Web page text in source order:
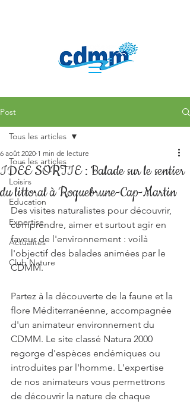
Post
Tous les articles
Loisirs
Education
Expertise
Actualités
Club Nature
Tous les articles
IDÉE SORTIE : Balade sur le sentier
du littoral à Roquebrune-Cap-Martin
6 août 2020 1 min de lecture
Des visites naturalistes pour découvrir,
comprendre, aimer et surtout agir en
faveur de l'environnement : voilà
l'objectif des balades animées par le
CDMM.
Partez à la découverte de la faune et la
flore Méditerranéenne, accompagnée
d'un animateur environnement du
CDMM. Le site classé Natura 2000
regorge d'espèces endémiques ou
introduites par l'homme. L'expertise
de nos animateurs vous permettrons
de découvrir la nature de chaque